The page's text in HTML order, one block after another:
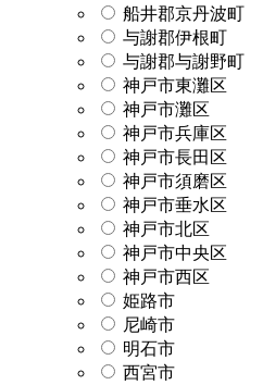
船井郡京丹波町
与謝郡伊根町
与謝郡与謝野町
神戸市東灘区
神戸市灘区
神戸市兵庫区
神戸市長田区
神戸市須磨区
神戸市垂水区
神戸市北区
神戸市中央区
神戸市西区
姫路市
尼崎市
明石市
西宮市